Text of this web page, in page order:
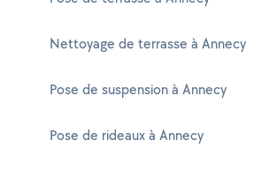
Nettoyage de terrasse à Annecy
Pose de suspension à Annecy
Pose de rideaux à Annecy